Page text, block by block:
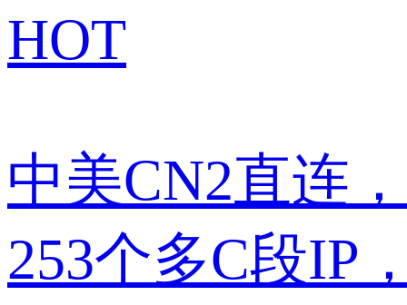
HOT
中美CN2直连
253个多C段IP